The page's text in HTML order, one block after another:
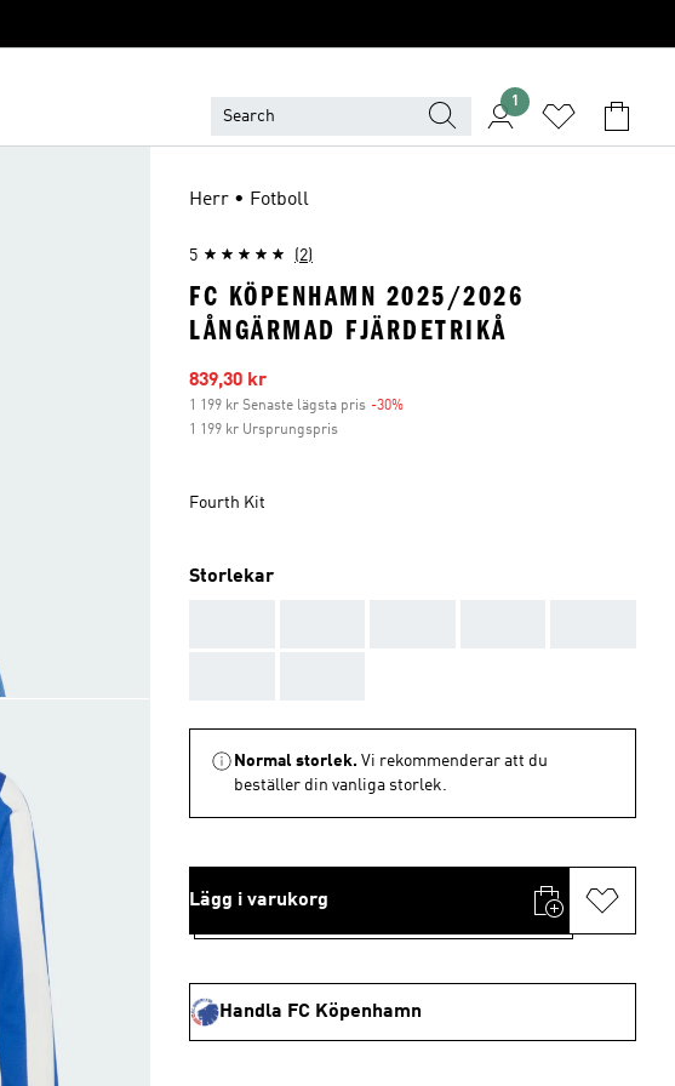
1
Herr • Fotboll
5 (2)
FC KÖPENHAMN 2025/2026
LÅNGÄRMAD FJÄRDETRIKÅ
Reapris
839,30 kr
1 199 kr Senaste lägsta pris -30%
1 199 kr Ursprungspris
Fourth Kit
Storlekar
Normal storlek. Vi rekommenderar att du
beställer din vanliga storlek.
Lägg i varukorg
Handla FC Köpenhamn